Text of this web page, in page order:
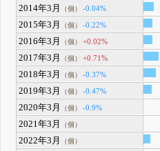
2014年3月
（個） -0.04%
2015年3月
（個） -0.22%
2016年3月
（個） +0.02%
2017年3月
（個） +0.71%
2018年3月
（個） -0.37%
2019年3月
（個） -0.47%
2020年3月
（個） -0.9%
2021年3月
（個）
2022年3月
（個）